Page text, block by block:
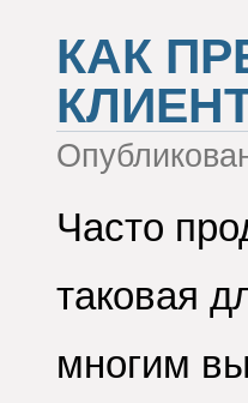
КАК
Часто
таковая
многим